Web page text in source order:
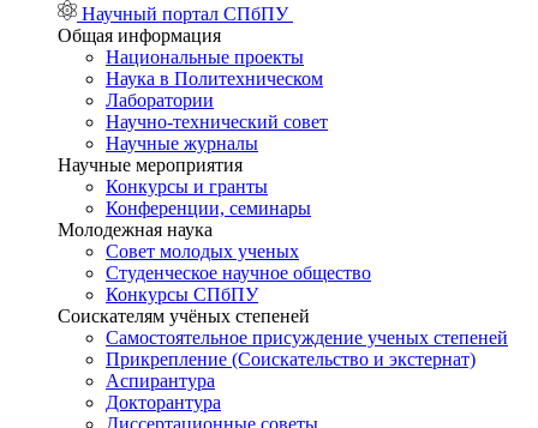
Научный портал СПбПУ
Общая информация
Национальные проекты
Наука в Политехническом
Лаборатории
Научно-технический совет
Научные журналы
Научные мероприятия
Конкурсы и гранты
Конференции, семинары
Молодежная наука
Совет молодых ученых
Студенческое научное общество
Конкурсы СПбПУ
Соискателям учёных степеней
Самостоятельное присуждение ученых степеней
Прикрепление (Соискательство и экстернат)
Аспирантура
Докторантура
Диссертационные советы